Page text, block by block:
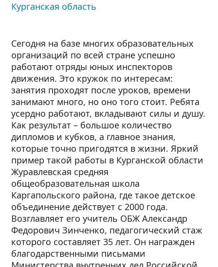
Курганская область
Сегодня на базе многих образовательных
организаций по всей стране успешно
работают отряды юных инспекторов
движения. Это кружок по интересам:
занятия проходят после уроков, времени
занимают много, но оно того стоит. Ребята
усердно работают, вкладывают силы и душу.
Как результат – большое количество
дипломов и кубков, а главное знания,
которые точно пригодятся в жизни. Яркий
пример такой работы в Курганской области
Журавлевская средняя
общеобразовательная школа
Каргапольского района, где такое детское
объединение действует с 2000 года.
Возглавляет его учитель ОБЖ Александр
Федорович Зинченко, педагогический стаж
которого составляет 35 лет. Он награжден
благодарственными письмами